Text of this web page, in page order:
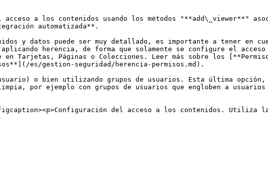
a los contenidos usando los métodos "**add\_viewer**"
automatizada**.
y datos puede ser muy detallado, es importante a tener en
herencia, de forma que solamente se configure el
Tarjetas, Páginas o Colecciones. Leer más sobre los
es/gestion-seguridad/herencia-permisos.md).
o bien utilizando grupos de usuarios. Esta última
por ejemplo con grupos de usuarios que engloben a
del acceso a los contenidos. Utiliza